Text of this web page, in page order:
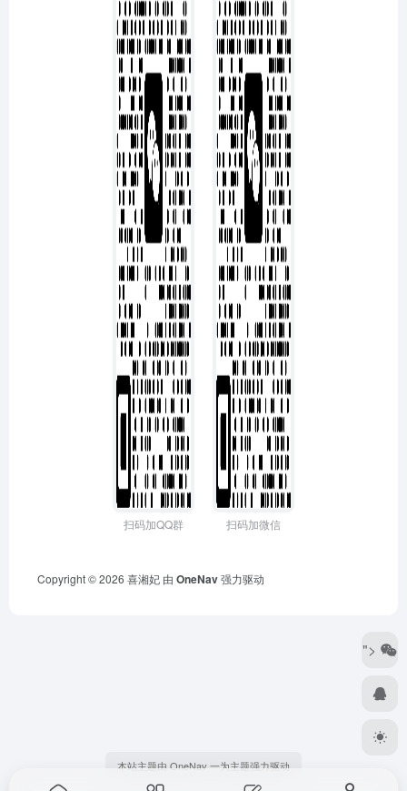
扫码加QQ群 扫码加微信
Copyright © 2026 喜湘妃 由 OneNav强力驱动
">
本站主题由 OneNav 一为主题强力驱动